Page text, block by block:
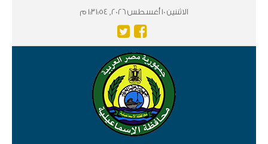
الاثننين 10 أغسطس 2026, 1:31:55 م